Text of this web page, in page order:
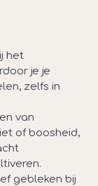
het
je je
zelfs in
van
of boosheid,
gebleken bij